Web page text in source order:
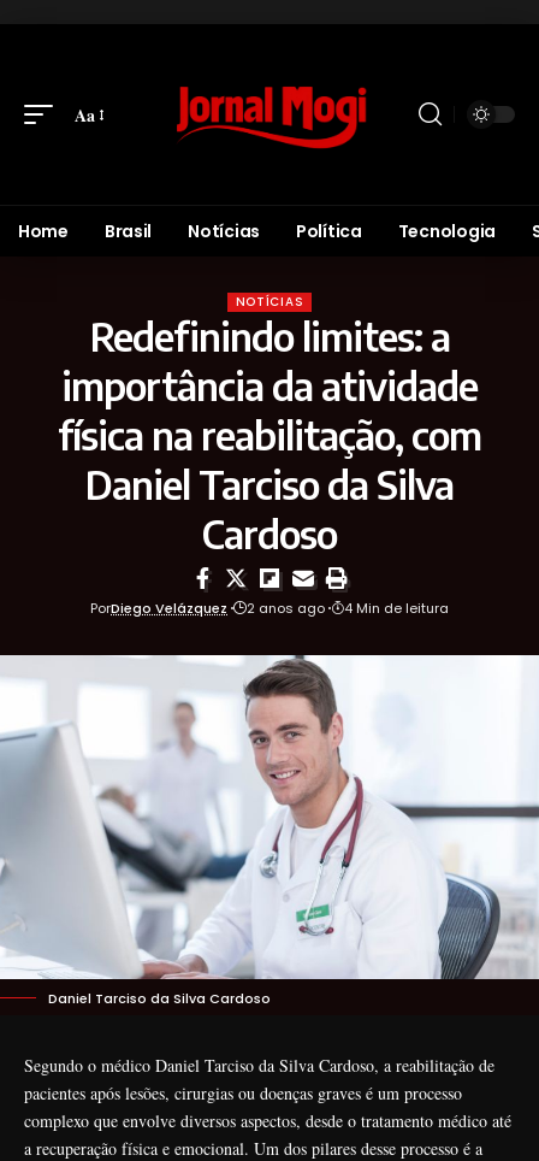
Aa
Home Brasil Notícias Política Tecnologia
NOTÍCIAS
Redefinindo limites: a
importância da atividade
física na reabilitação, com
Daniel Tarciso da Silva
Cardoso
PorDiego Velázquez 2 anos ago 4 Min de leitura
Daniel Tarciso da Silva Cardoso
Segundo o médico Daniel Tarciso da Silva Cardoso, a reabilitação de
pacientes após lesões, cirurgias ou doenças graves é um processo
complexo que envolve diversos aspectos, desde o tratamento médico até
a recuperação física e emocional. Um dos pilares desse processo é a